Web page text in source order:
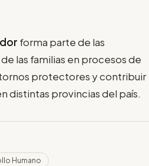
forma parte de las
las familias en procesos de
protectores y contribuir
distintas provincias del país.
Humano